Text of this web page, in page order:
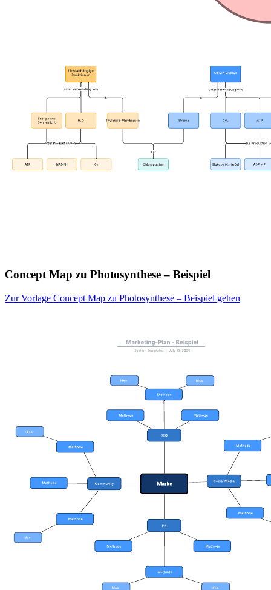
Concept Map zu Photosynthese – Beispiel
Zur Vorlage Concept Map zu Photosynthese – Beispiel gehen